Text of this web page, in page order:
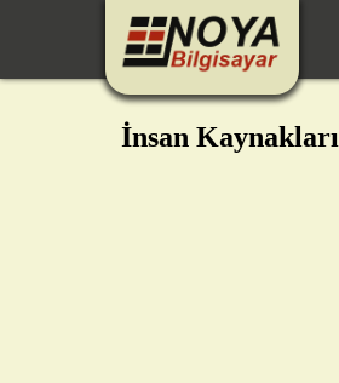
İnsan Kaynakları